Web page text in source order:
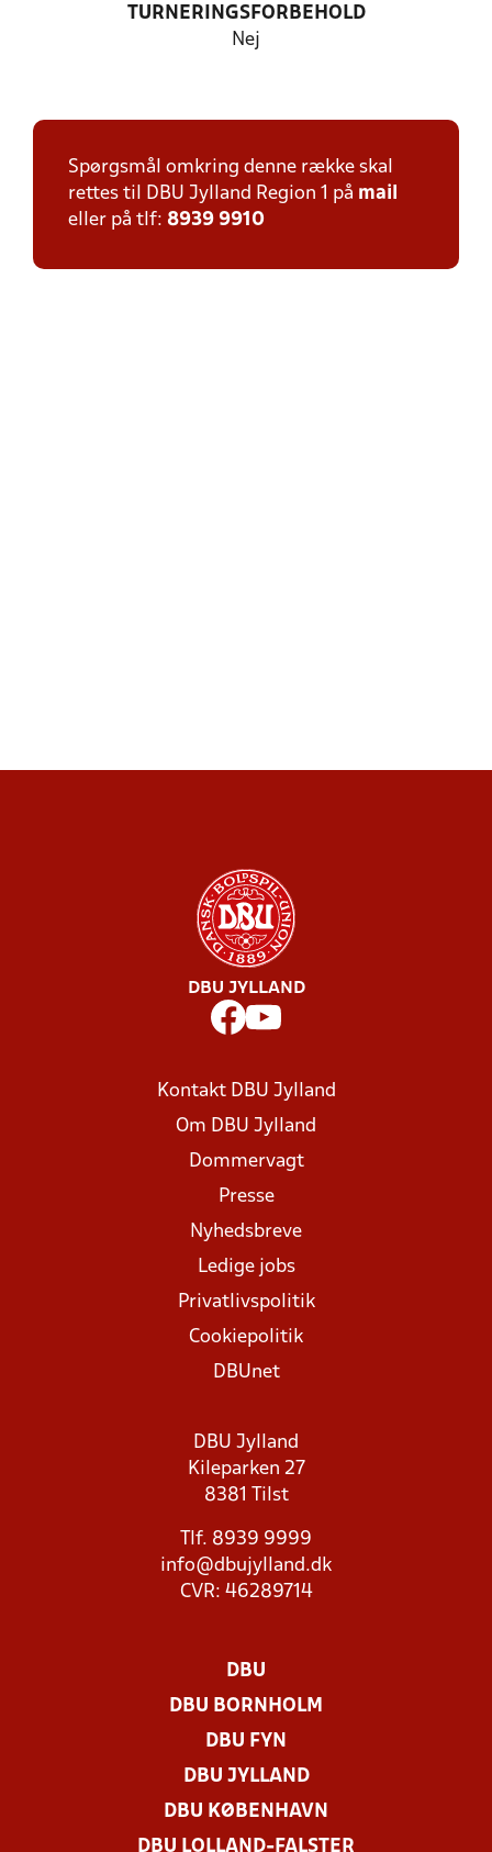
TURNERINGSFORBEHOLD
Nej
Spørgsmål omkring denne række skal
rettes til DBU Jylland Region 1 på mail
eller på tlf: 8939 9910
DBU JYLLAND
Kontakt DBU Jylland
Om DBU Jylland
Dommervagt
Presse
Nyhedsbreve
Ledige jobs
Privatlivspolitik
Cookiepolitik
DBUnet
DBU Jylland
Kileparken 27
8381 Tilst
Tlf. 8939 9999
info@dbujylland.dk
CVR: 46289714
DBU
DBU BORNHOLM
DBU FYN
DBU JYLLAND
DBU KØBENHAVN
DBU LOLLAND-FALSTER